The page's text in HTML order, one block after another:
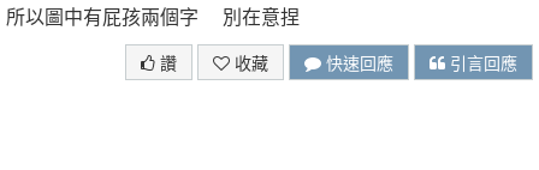
所以圖中有屁孩兩個字 別在意捏
讚 收藏 快速回應 引言回應